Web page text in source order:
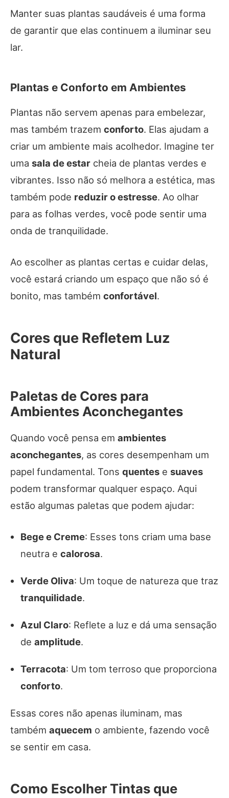
Manter suas plantas saudáveis é uma forma
de garantir que elas continuem a iluminar seu
lar.
Plantas e Conforto em Ambientes
Plantas não servem apenas para embelezar,
mas também trazem conforto. Elas ajudam a
criar um ambiente mais acolhedor. Imagine ter
uma sala de estar cheia de plantas verdes e
vibrantes. Isso não só melhora a estética, mas
também pode reduzir o estresse. Ao olhar
para as folhas verdes, você pode sentir uma
onda de tranquilidade.
Ao escolher as plantas certas e cuidar delas,
você estará criando um espaço que não só é
bonito, mas também confortável.
Cores que Refletem Luz
Natural
Paletas de Cores para
Ambientes Aconchegantes
Quando você pensa em ambientes
aconchegantes, as cores desempenham um
papel fundamental. Tons quentes e suaves
podem transformar qualquer espaço. Aqui
estão algumas paletas que podem ajudar:
Bege e Creme: Esses tons criam uma base
neutra e calorosa.
Verde Oliva: Um toque de natureza que traz
tranquilidade.
Azul Claro: Reflete a luz e dá uma sensação
de amplitude.
Terracota: Um tom terroso que proporciona
conforto.
Essas cores não apenas iluminam, mas
também aquecem o ambiente, fazendo você
se sentir em casa.
Como Escolher Tintas que